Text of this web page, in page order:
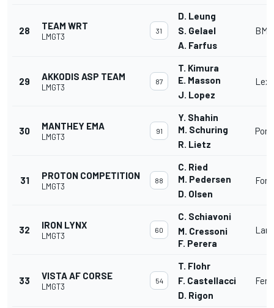
28 TEAM WRT
LMGT3
31
D. Leung
S. Gelael
A. Farfus
29 AKKODIS ASP TEAM
LMGT3
87
T. Kimura
E. Masson
J. Lopez
30 MANTHEY EMA
LMGT3
91
Y. Shahin
M. Schuring
R. Lietz
31 PROTON COMPETITION
LMGT3
88
C. Ried
M. Pedersen
D. Olsen
32 IRON LYNX
LMGT3
60
C. Schiavoni
M. Cressoni
F. Perera
33 VISTA AF CORSE
LMGT3
54
T. Flohr
F. Castellacci
D. Rigon